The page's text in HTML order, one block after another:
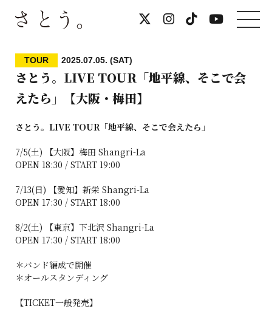
TOUR 2025.07.05. (SAT)
さとう。LIVE TOUR「地平線、そこで会
えたら」【大阪・梅田】
さとう。LIVE TOUR「地平線、そこで会えたら」
7/5(土) 【大阪】梅田 Shangri-La
OPEN 18:30 / START 19:00
7/13(日) 【愛知】新栄 Shangri-La
OPEN 17:30 / START 18:00
8/2(土) 【東京】下北沢 Shangri-La
OPEN 17:30 / START 18:00
＊バンド編成で開催
＊オールスタンディング
【TICKET一般発売】